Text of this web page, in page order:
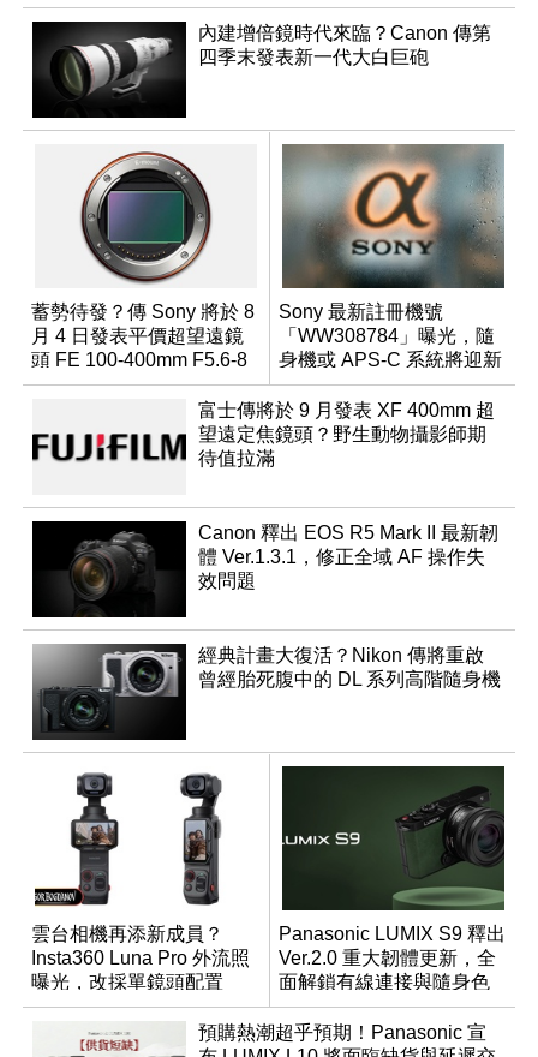
內建增倍鏡時代來臨？Canon 傳第
四季末發表新一代大白巨砲
蓄勢待發？傳 Sony 將於 8
月 4 日發表平價超望遠鏡
頭 FE 100-400mm F5.6-8
Sony 最新註冊機號
「WW308784」曝光，隨
身機或 APS-C 系統將迎新
成員？
富士傳將於 9 月發表 XF 400mm 超
望遠定焦鏡頭？野生動物攝影師期
待值拉滿
Canon 釋出 EOS R5 Mark II 最新韌
體 Ver.1.3.1，修正全域 AF 操作失
效問題
經典計畫大復活？Nikon 傳將重啟
曾經胎死腹中的 DL 系列高階隨身機
雲台相機再添新成員？
Insta360 Luna Pro 外流照
曝光，改採單鏡頭配置
Panasonic LUMIX S9 釋出
Ver.2.0 重大韌體更新，全
面解鎖有線連接與隨身色
調編輯
預購熱潮超乎預期！Panasonic 宣